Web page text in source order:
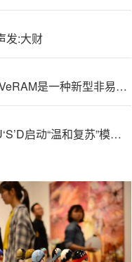
发:大财
eRAM是一种新型非易失性存储器技术芯片
欧元EURU‘S’D启动“温和复苏”模式？欧!洲增速上调但财政赤字暗藏雷